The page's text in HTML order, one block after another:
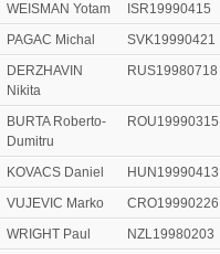
WEISMAN Yotam ISR19990415
PAGAC Michal SVK19990421
DERZHAVIN
Nikita
RUS19980718
BURTA Roberto-
Dumitru
ROU19990315
KOVACS Daniel HUN19990413
VUJEVIC Marko CRO19990226
WRIGHT Paul NZL19980203